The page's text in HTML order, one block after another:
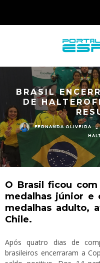
BRASIL
DE
FERNANDA OLIVEIRA
O Brasil ficou
medalhas júnior e
medalhas adulto,
Chile.
Após quatro dias de
brasileiros encerraram a